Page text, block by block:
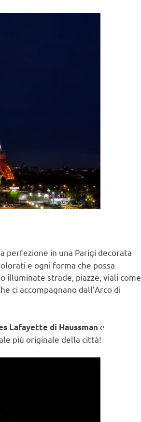
perfezione in una Parigi decorata
e ogni forma che possa
illuminate strade, piazze, viali come
ci accompagnano dall’Arco di
Lafayette di Haussman e
più originale della città!